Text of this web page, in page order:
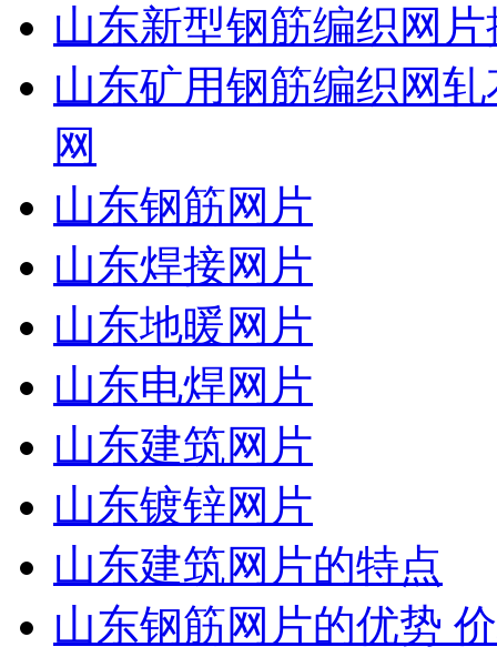
山东新型钢筋编织网
山东矿用钢筋编织网
网
山东钢筋网片
山东焊接网片
山东地暖网片
山东电焊网片
山东建筑网片
山东镀锌网片
山东建筑网片的特点
山东钢筋网片的优势